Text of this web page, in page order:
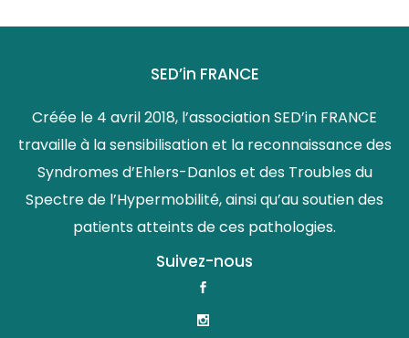
SED’in FRANCE
Créée le 4 avril 2018, l’association SED’in FRANCE
travaille à la sensibilisation et la reconnaissance des
Syndromes d’Ehlers-Danlos et des Troubles du
Spectre de l’Hypermobilité, ainsi qu’au soutien des
patients atteints de ces pathologies.
Suivez-nous